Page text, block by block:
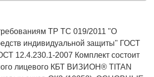
ТР ТС 019/2011 "О
индивидуальной защиты" ГОСТ
12.4.230.1-2007 Комплект состоит
лицевого КБТ ВИЗИОН® TITAN